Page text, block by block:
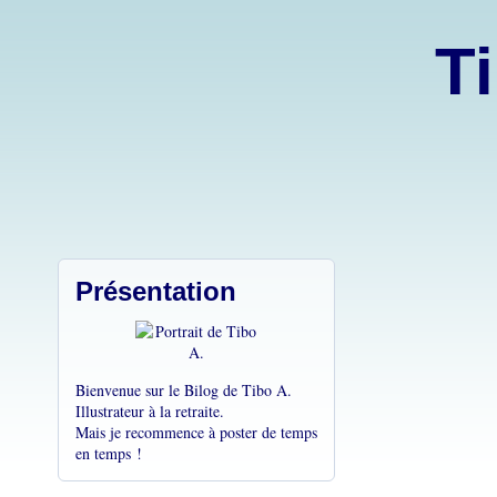
Présentation
Bienvenue sur le Bilog de Tibo A.
Illustrateur à la retraite.
Mais je recommence à poster de temps
en temps !